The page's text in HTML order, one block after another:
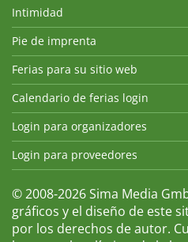
Intimidad
Pie de imprenta
Ferias para su sitio web
Calendario de ferias login
Login para organizadores
Login para proveedores
© 2008-2026 Sima Media
gráficos y el diseño de este
por los derechos de autor.